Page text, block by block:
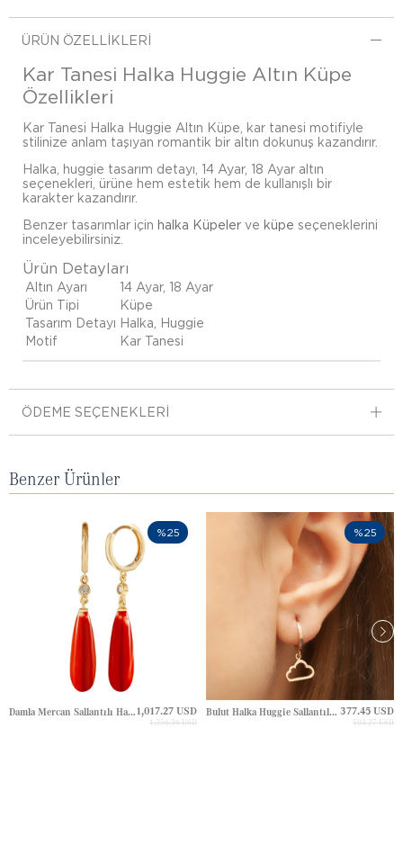
ÜRÜN ÖZELLIKLERI
Kar Tanesi Halka Huggie Altın Küpe
Özellikleri
Kar Tanesi Halka Huggie Altın Küpe, kar tanesi motifiyle
stilinize anlam taşıyan romantik bir altın dokunuş kazandırır.
Halka, huggie tasarım detayı, 14 Ayar, 18 Ayar altın
seçenekleri, ürüne hem estetik hem de kullanışlı bir
karakter kazandırır.
Benzer tasarımlar için halka Küpeler ve küpe seçeneklerini
inceleyebilirsiniz.
Ürün Detayları
Altın Ayarı
14 Ayar, 18 Ayar
Ürün Tipi
Küpe
Tasarım Detayı Halka, Huggie
Motif
Kar Tanesi
ÖDEME SEÇENEKLERI
Benzer Ürünler
Damla Mercan Sallantılı Halka Huggie Altın Küpe1,017.27 USD
1,356.36 USD
%25
Bulut Halka Huggie Sallantılı Altın Küpe 377.45 USD
503.27 USD
%25